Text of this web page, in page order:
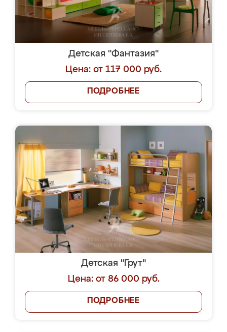
Детская "Фантазия"
Цена: от 117 000 руб.
ПОДРОБНЕЕ
Детская "Грут"
Цена: от 86 000 руб.
ПОДРОБНЕЕ